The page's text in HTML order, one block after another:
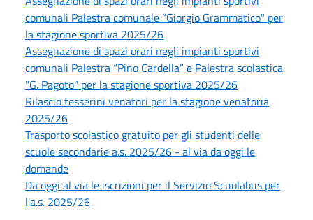
comunali Palestra comunale “Giorgio Grammatico" per
la stagione sportiva 2025/26
Assegnazione di spazi orari negli impianti sportivi
comunali Palestra “Pino Cardella” e Palestra scolastica
"G. Pagoto" per la stagione sportiva 2025/26
Rilascio tesserini venatori per la stagione venatoria
2025/26
Trasporto scolastico gratuito per gli studenti delle
scuole secondarie a.s. 2025/26 - al via da oggi le
domande
Da oggi al via le iscrizioni per il Servizio Scuolabus per
l'a.s. 2025/26